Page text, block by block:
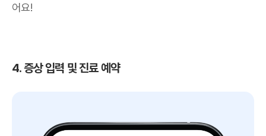
어요!
4. 증상 입력 및 진료 예약